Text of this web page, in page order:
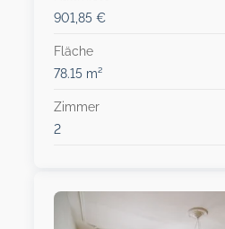
901,85 €
Fläche
78.15 m²
Zimmer
2